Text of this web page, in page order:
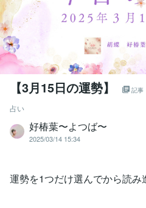
【3月15日の運勢】 記事
占い
好椿葉〜よつば〜
2025/03/14 15:34
運勢を1つだけ選んでから読み